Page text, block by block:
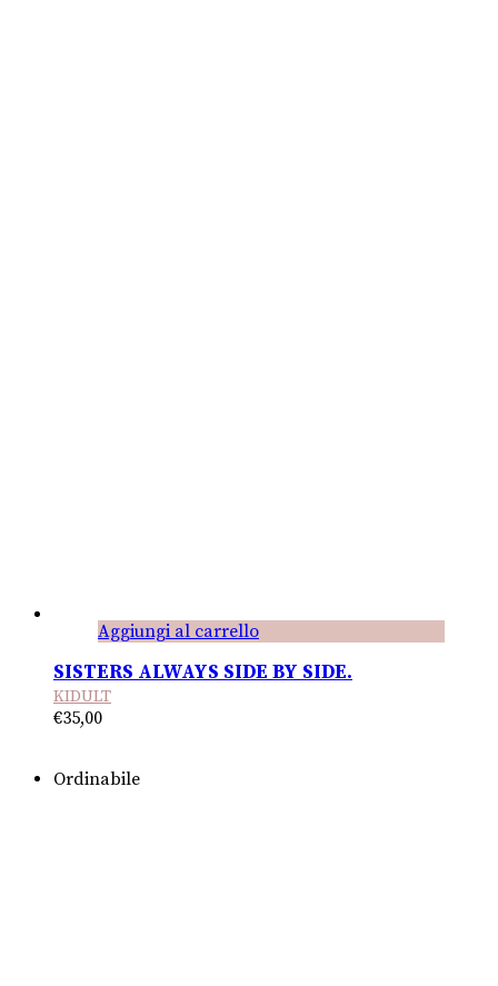
Aggiungi al carrello
SISTERS ALWAYS SIDE BY SIDE.
KIDULT
€35,00
Ordinabile